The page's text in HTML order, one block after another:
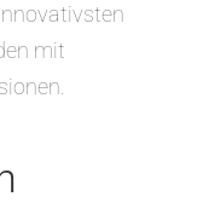
mit